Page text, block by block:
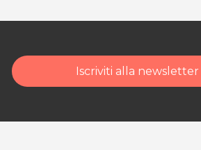
Iscriviti alla newsletter